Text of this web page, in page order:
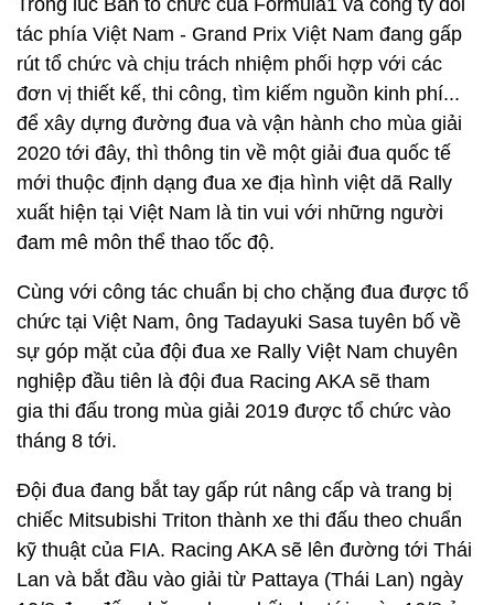
Trong lúc Ban tổ chức của Formula1 và công ty đối
tác phía Việt Nam - Grand Prix Việt Nam đang gấp
rút tổ chức và chịu trách nhiệm phối hợp với các
đơn vị thiết kế, thi công, tìm kiếm nguồn kinh phí...
để xây dựng đường đua và vận hành cho mùa giải
2020 tới đây, thì thông tin về một giải đua quốc tế
mới thuộc định dạng đua xe địa hình việt dã Rally
xuất hiện tại Việt Nam là tin vui với những người
đam mê môn thể thao tốc độ.
Cùng với công tác chuẩn bị cho chặng đua được tổ
chức tại Việt Nam, ông Tadayuki Sasa tuyên bố về
sự góp mặt của đội đua xe Rally Việt Nam chuyên
nghiệp đầu tiên là đội đua Racing AKA sẽ tham
gia thi đấu trong mùa giải 2019 được tổ chức vào
tháng 8 tới.
Đội đua đang bắt tay gấp rút nâng cấp và trang bị
chiếc Mitsubishi Triton thành xe thi đấu theo chuẩn
kỹ thuật của FIA. Racing AKA sẽ lên đường tới Thái
Lan và bắt đầu vào giải từ Pattaya (Thái Lan) ngày